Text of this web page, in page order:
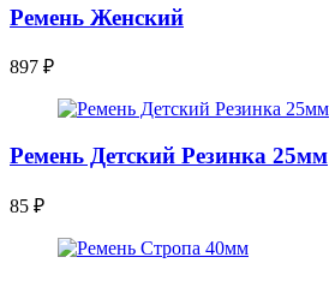
Ремень Женский
897 ₽
Ремень Детский Резинка 25мм
85 ₽